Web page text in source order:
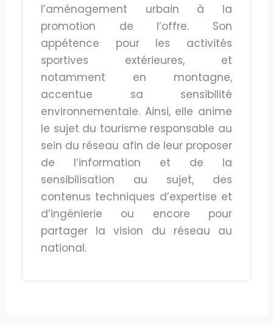
l’aménagement urbain à la
promotion de l’offre. Son
appétence pour les activités
sportives extérieures, et
notamment en montagne,
accentue sa sensibilité
environnementale. Ainsi, elle anime
le sujet du tourisme responsable au
sein du réseau afin de leur proposer
de l’information et de la
sensibilisation au sujet, des
contenus techniques d’expertise et
d’ingénierie ou encore pour
partager la vision du réseau au
national.